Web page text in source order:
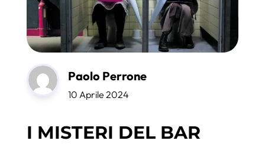
Paolo Perrone
10 Aprile 2024
I MISTERI DEL BAR